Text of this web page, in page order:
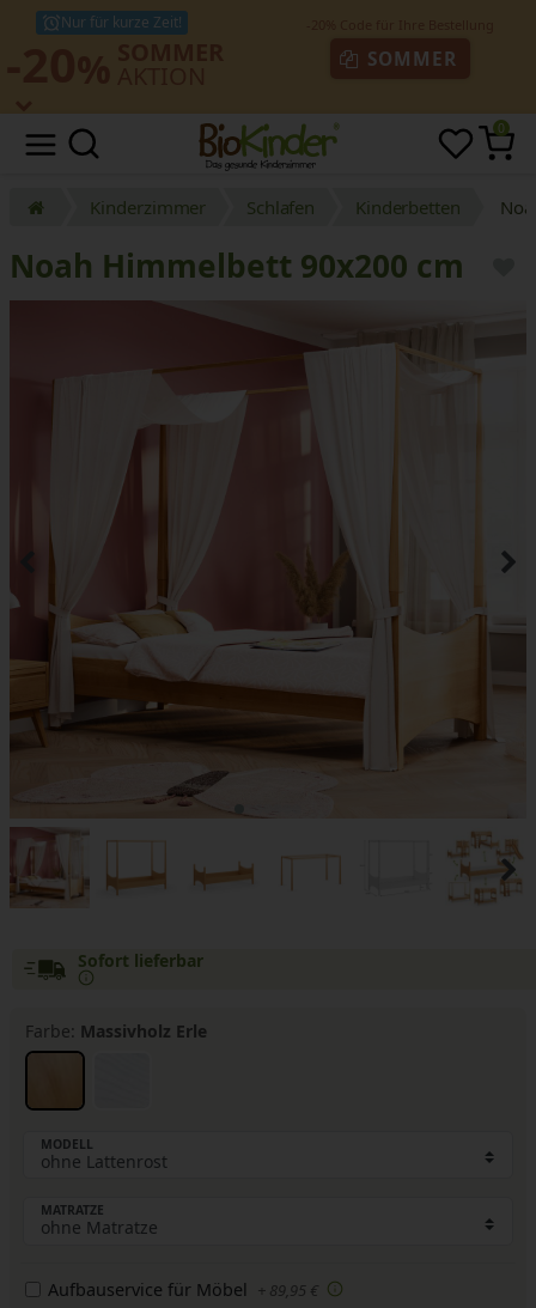
Nur für kurze Zeit!
SOMMER
0
Kinderzimmer Schlafen Kinderbetten
Noah Himmelbett 90x200 cm
Sofort lieferbar
Farbe: Massivholz Erle
MODELL
MATRATZE
Aufbauservice für Möbel + 89,95 €